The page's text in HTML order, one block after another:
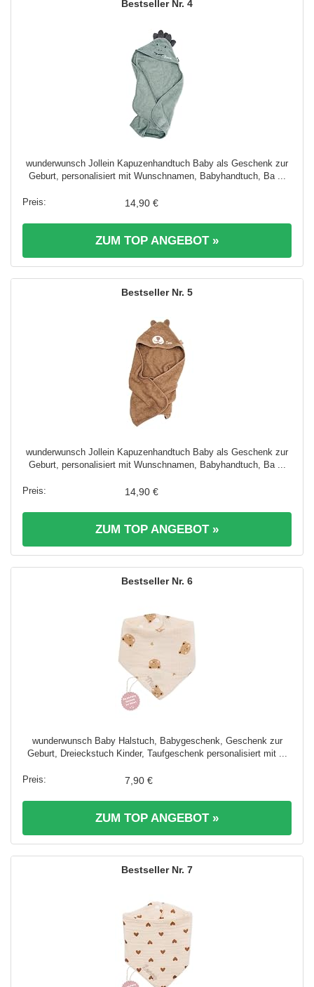
4
wunderwunsch Jollein Kapuzenhandtuch Baby als Geschenk zur
Geburt, personalisiert mit Wunschnamen, Babyhandtuch, Ba ...
14,90 €
ZUM TOP ANGEBOT »
5
wunderwunsch Jollein Kapuzenhandtuch Baby als Geschenk zur
Geburt, personalisiert mit Wunschnamen, Babyhandtuch, Ba ...
14,90 €
ZUM TOP ANGEBOT »
6
wunderwunsch Baby Halstuch, Babygeschenk, Geschenk zur
Geburt, Dreieckstuch Kinder, Taufgeschenk personalisiert mit ...
7,90 €
ZUM TOP ANGEBOT »
7